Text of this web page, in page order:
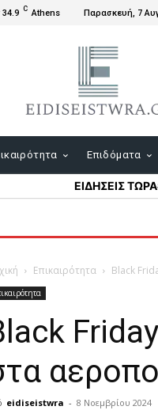
34.9 C Athens Παρασκευή, 7
Επιδόματα
ΕΙΔΗΣΕΙΣ ΤΩΡΑ
Επικαιρότητα Black
eidiseistwra - 8 Νοεμβρίου 2024